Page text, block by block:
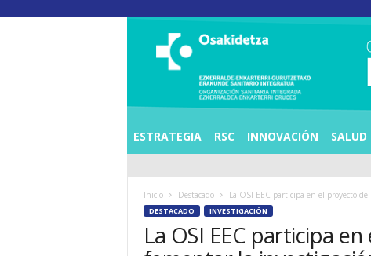
A
ESTRATEGIA RSC INNOVACIÓN SALUD
Inicio Destacado La OSI EEC participa en el proyecto
DESTACADO INVESTIGACIÓN
La OSI EEC participa